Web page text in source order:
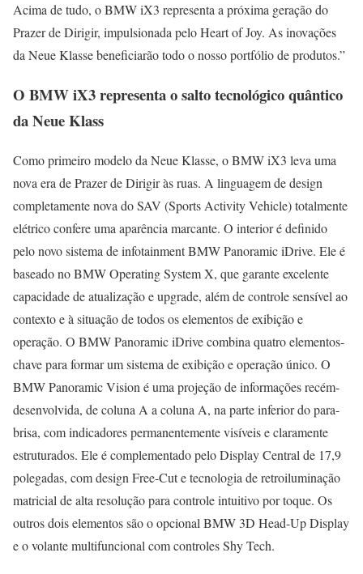
Acima de tudo, o BMW iX3 representa a próxima geração do
Prazer de Dirigir, impulsionada pelo Heart of Joy. As inovações
da Neue Klasse beneficiarão todo o nosso portfólio de produtos.”
O BMW iX3 representa o salto tecnológico quântico
da Neue Klass
Como primeiro modelo da Neue Klasse, o BMW iX3 leva uma
nova era de Prazer de Dirigir às ruas. A linguagem de design
completamente nova do SAV (Sports Activity Vehicle) totalmente
elétrico confere uma aparência marcante. O interior é definido
pelo novo sistema de infotainment BMW Panoramic iDrive. Ele é
baseado no BMW Operating System X, que garante excelente
capacidade de atualização e upgrade, além de controle sensível ao
contexto e à situação de todos os elementos de exibição e
operação. O BMW Panoramic iDrive combina quatro elementos-
chave para formar um sistema de exibição e operação único. O
BMW Panoramic Vision é uma projeção de informações recém-
desenvolvida, de coluna A a coluna A, na parte inferior do para-
brisa, com indicadores permanentemente visíveis e claramente
estruturados. Ele é complementado pelo Display Central de 17,9
polegadas, com design Free-Cut e tecnologia de retroiluminação
matricial de alta resolução para controle intuitivo por toque. Os
outros dois elementos são o opcional BMW 3D Head-Up Display
e o volante multifuncional com controles Shy Tech.